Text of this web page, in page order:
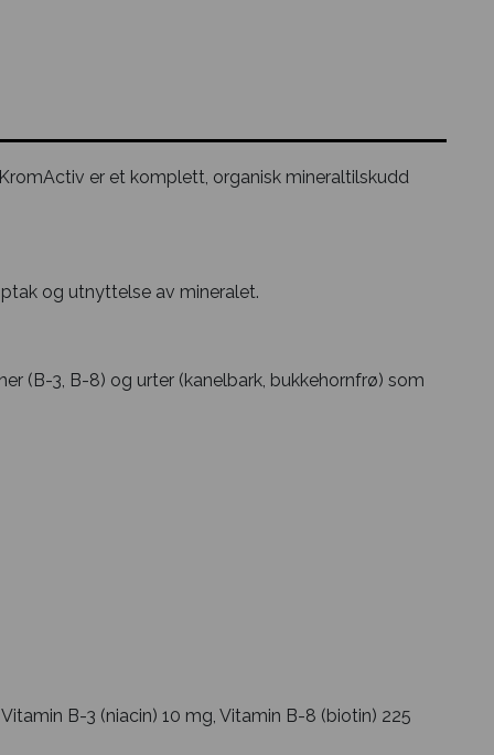
er et komplett, organisk mineraltilskudd
og utnyttelse av mineralet.
(B-3, B-8) og urter (kanelbark, bukkehornfrø) som
B-3 (niacin) 10 mg, Vitamin B-8 (biotin) 225